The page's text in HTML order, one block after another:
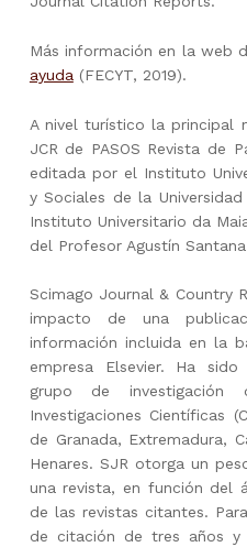
Más información en la web
ayuda (FECYT, 2019).
A nivel turístico la principal
JCR de PASOS Revista de
editada por el Instituto
y Sociales de la
Instituto Universitario da
del Profesor Agustín
Scimago Journal & Country
impacto de una
información incluida en la
empresa Elsevier. Ha
grupo de investigación
Investigaciones Científicas
de Granada, Extremadura,
Henares. SJR otorga un
una revista, en función del
de las revistas citantes.
de citación de tres años y